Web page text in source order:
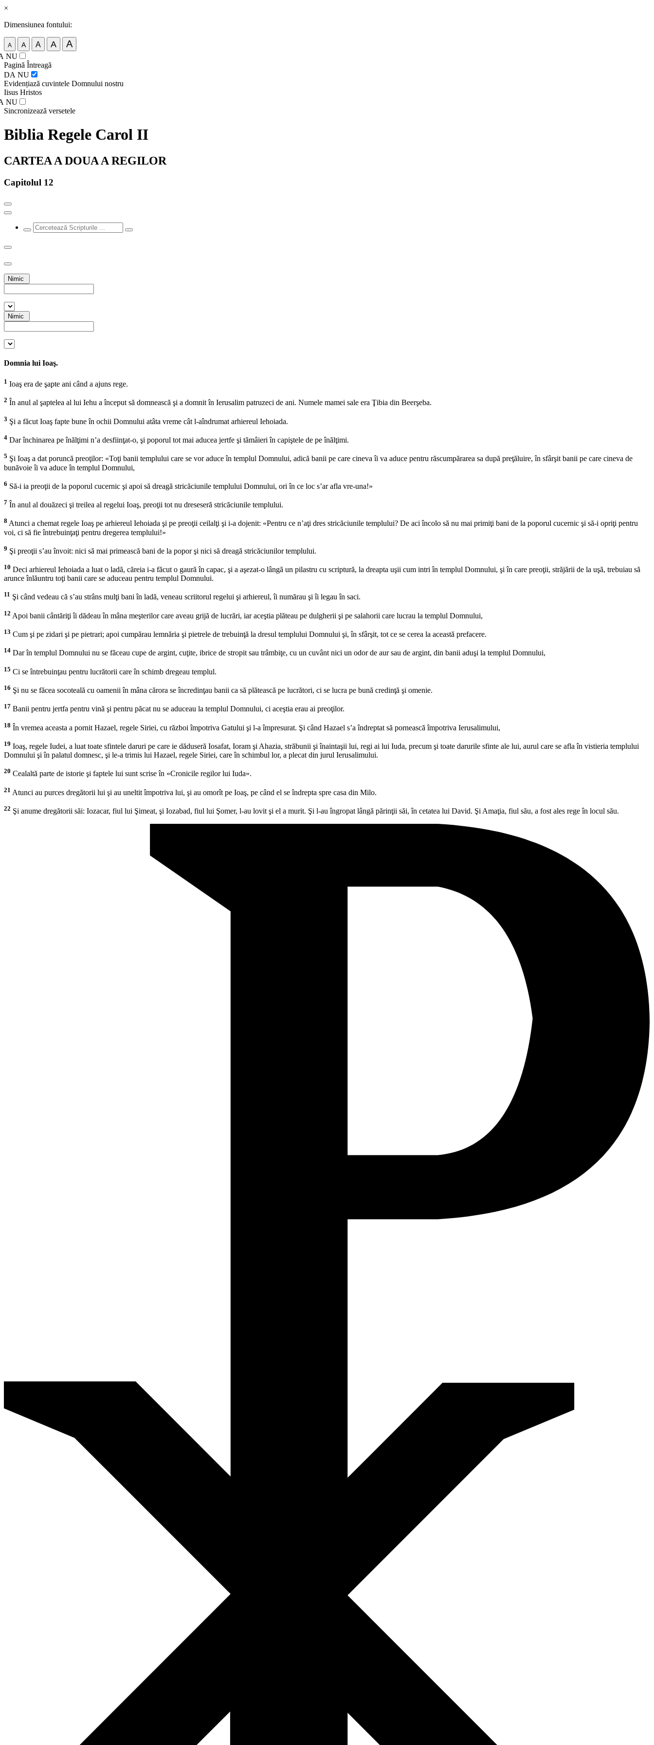
×
Dimensiunea fontului:
A A A A A
NU
Pagină Întreagă
DA NU
Evidențiază cuvintele Domnului nostru
Iisus Hristos
NU
Sincronizează versetele
Biblia Regele Carol II
CARTEA A DOUA A REGILOR
Capitolul 12
Nimic
Nimic
Domnia lui Ioaş.
1 Ioaş era de şapte ani când a ajuns rege.
2 În anul al şaptelea al lui Iehu a început să domnească şi a domnit în Ierusalim patruzeci de ani. Numele mamei sale era Ţibia din Beerşeba.
3 Şi a făcut Ioaş fapte bune în ochii Domnului atâta vreme cât l-aîndrumat arhiereul Iehoiada.
4 Dar închinarea pe înălţimi n’a desfiinţat-o, şi poporul tot mai aducea jertfe şi tămâieri în capiştele de pe înălţimi.
5 Şi Ioaş a dat poruncă preoţilor: «Toţi banii templului care se vor aduce în templul Domnului, adică banii pe care cineva îi va aduce pentru răscumpărarea sa după preţăluire, în sfârşit banii pe care cineva de
bunăvoie îi va aduce în templul Domnului,
6 Să-i ia preoţii de la poporul cucernic şi apoi să dreagă stricăciunile templului Domnului, ori în ce loc s’ar afla vre-una!»
7 În anul al douăzeci şi treilea al regelui Ioaş, preoţii tot nu dreseseră stricăciunile templului.
8 Atunci a chemat regele Ioaş pe arhiereul Iehoiada şi pe preoţii ceilalţi şi i-a dojenit: «Pentru ce n’aţi dres stricăciunile templului? De aci încolo să nu mai primiţi bani de la poporul cucernic şi să-i opriţi pentru
voi, ci să fie întrebuinţaţi pentru dregerea templului!»
9 Şi preoţii s’au învoit: nici să mai primească bani de la popor şi nici să dreagă stricăciunilor templului.
10 Deci arhiereul Iehoiada a luat o ladă, căreia i-a făcut o gaură în capac, şi a aşezat-o lângă un pilastru cu scriptură, la dreapta uşii cum intri în templul Domnului, şi în care preoţii, străjării de la uşă, trebuiau să
arunce înlăuntru toţi banii care se aduceau pentru templul Domnului.
11 Şi când vedeau că s’au strâns mulţi bani în ladă, veneau scriitorul regelui şi arhiereul, îi numărau şi îi legau în saci.
12 Apoi banii cântăriţi îi dădeau în mâna meşterilor care aveau grijă de lucrări, iar aceştia plăteau pe dulgherii şi pe salahorii care lucrau la templul Domnului,
13 Cum şi pe zidari şi pe pietrari; apoi cumpărau lemnăria şi pietrele de trebuinţă la dresul templului Domnului şi, în sfârşit, tot ce se cerea la această prefacere.
14 Dar în templul Domnului nu se făceau cupe de argint, cuţite, ibrice de stropit sau trâmbiţe, cu un cuvânt nici un odor de aur sau de argint, din banii aduşi la templul Domnului,
15 Ci se întrebuinţau pentru lucrătorii care în schimb dregeau templul.
16 Şi nu se făcea socoteală cu oamenii în mâna cărora se încredinţau banii ca să plătească pe lucrători, ci se lucra pe bună credinţă şi omenie.
17 Banii pentru jertfa pentru vină şi pentru păcat nu se aduceau la templul Domnului, ci aceştia erau ai preoţilor.
18 În vremea aceasta a pornit Hazael, regele Siriei, cu război împotriva Gatului şi l-a împresurat. Şi când Hazael s’a îndreptat să pornească împotriva Ierusalimului,
19 Ioaş, regele Iudei, a luat toate sfintele daruri pe care ie dăduseră Iosafat, Ioram şi Ahazia, străbunii şi înaintaşii lui, regi ai lui Iuda, precum şi toate darurile sfinte ale lui, aurul care se afla în vistieria templului
Domnului şi în palatul domnesc, şi le-a trimis lui Hazael, regele Siriei, care în schimbul lor, a plecat din jurul Ierusalimului.
20 Cealaltă parte de istorie şi faptele lui sunt scrise în «Cronicile regilor lui Iuda».
21 Atunci au purces dregătorii lui şi au uneltit împotriva lui, şi au omorît pe Ioaş, pe când el se îndrepta spre casa din Milo.
22 Şi anume dregătorii săi: Iozacar, fiul lui Şimeat, şi Iozabad, fiul lui Şomer, l-au lovit şi el a murit. Şi l-au îngropat lângă părinţii săi, în cetatea lui David. Şi Amaţia, fiul său, a fost ales rege în locul său.